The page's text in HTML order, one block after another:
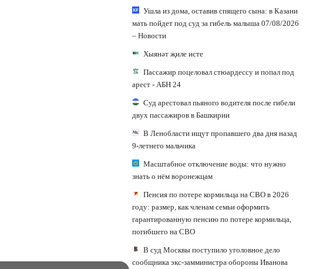
Ушла из дома, оставив спящего сына: в Казани
мать пойдет под суд за гибель малыша 07/08/2026
– Новости
Хыянәт җиле исте
Пассажир поцеловал стюардессу и попал под
арест - АБН 24
Суд арестовал пьяного водителя после гибели
двух пассажиров в Башкирии
В Ленобласти ищут пропавшего два дня назад
9-летнего мальчика
Масштабное отключение воды: что нужно
знать о нём воронежцам
Пенсия по потере кормильца на СВО в 2026
году: размер, как членам семьи оформить
гарантированную пенсию по потере кормильца,
погибшего на СВО
В суд Москвы поступило уголовное дело
сообщника экс-замминистра обороны Иванова